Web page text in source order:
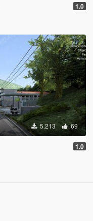
1.0
5.213 69
1.0